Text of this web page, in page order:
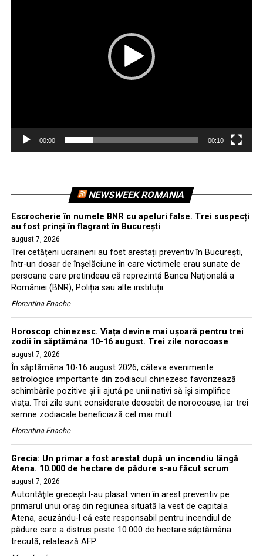
00:00 00:10
NEWSWEEK ROMANIA
Escrocherie în numele BNR cu apeluri false. Trei suspecți
au fost prinși în flagrant în București
august 7, 2026
Trei cetățeni ucraineni au fost arestați preventiv în București,
într-un dosar de înșelăciune în care victimele erau sunate de
persoane care pretindeau că reprezintă Banca Națională a
României (BNR), Poliția sau alte instituții.
Florentina Enache
Horoscop chinezesc. Viața devine mai ușoară pentru trei
zodii în săptămâna 10-16 august. Trei zile norocoase
august 7, 2026
În săptămâna 10-16 august 2026, câteva evenimente
astrologice importante din zodiacul chinezesc favorizează
schimbările pozitive și îi ajută pe unii nativi să își simplifice
viața. Trei zile sunt considerate deosebit de norocoase, iar trei
semne zodiacale beneficiază cel mai mult
Florentina Enache
Grecia: Un primar a fost arestat după un incendiu lângă
Atena. 10.000 de hectare de pădure s-au făcut scrum
august 7, 2026
Autorităţile greceşti l-au plasat vineri în arest preventiv pe
primarul unui oraş din regiunea situată la vest de capitala
Atena, acuzându-l că este responsabil pentru incendiul de
pădure care a distrus peste 10.000 de hectare săptămâna
trecută, relatează AFP.